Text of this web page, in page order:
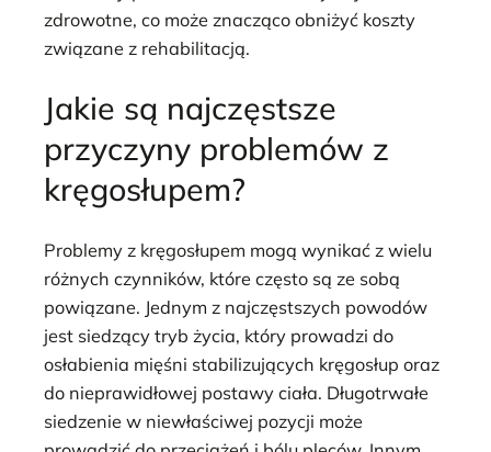
zdrowotne, co może znacząco obniżyć koszty
związane z rehabilitacją.
Jakie są najczęstsze
przyczyny problemów z
kręgosłupem?
Problemy z kręgosłupem mogą wynikać z wielu
różnych czynników, które często są ze sobą
powiązane. Jednym z najczęstszych powodów
jest siedzący tryb życia, który prowadzi do
osłabienia mięśni stabilizujących kręgosłup oraz
do nieprawidłowej postawy ciała. Długotrwałe
siedzenie w niewłaściwej pozycji może